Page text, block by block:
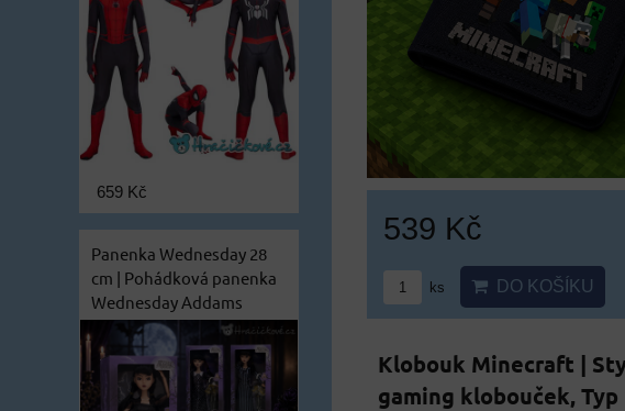
539 Kč
ks DO KOŠÍKU
Klobouk Minecraft |
gaming klobouček, Typ
659 Kč
Panenka Wednesday 28
cm | Pohádková panenka
Wednesday Addams